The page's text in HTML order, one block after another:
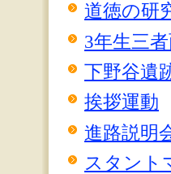
道徳の研
3年生三
下野谷遺
挨拶運動
進路説明
スタント